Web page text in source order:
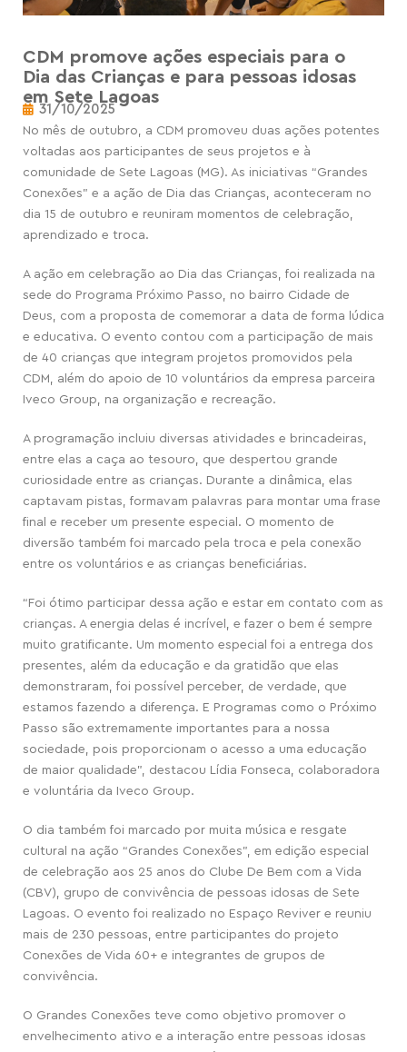
CDM promove ações especiais para o
Dia das Crianças e para pessoas idosas
em Sete Lagoas
31/10/2025
No mês de outubro, a CDM promoveu duas ações potentes
voltadas aos participantes de seus projetos e à
comunidade de Sete Lagoas (MG). As iniciativas “Grandes
Conexões” e a ação de Dia das Crianças, aconteceram no
dia 15 de outubro e reuniram momentos de celebração,
aprendizado e troca.
A ação em celebração ao Dia das Crianças, foi realizada na
sede do Programa Próximo Passo, no bairro Cidade de
Deus, com a proposta de comemorar a data de forma lúdica
e educativa. O evento contou com a participação de mais
de 40 crianças que integram projetos promovidos pela
CDM, além do apoio de 10 voluntários da empresa parceira
Iveco Group, na organização e recreação.
A programação incluiu diversas atividades e brincadeiras,
entre elas a caça ao tesouro, que despertou grande
curiosidade entre as crianças. Durante a dinâmica, elas
captavam pistas, formavam palavras para montar uma frase
final e receber um presente especial. O momento de
diversão também foi marcado pela troca e pela conexão
entre os voluntários e as crianças beneficiárias.
“Foi ótimo participar dessa ação e estar em contato com as
crianças. A energia delas é incrível, e fazer o bem é sempre
muito gratificante. Um momento especial foi a entrega dos
presentes, além da educação e da gratidão que elas
demonstraram, foi possível perceber, de verdade, que
estamos fazendo a diferença. E Programas como o Próximo
Passo são extremamente importantes para a nossa
sociedade, pois proporcionam o acesso a uma educação
de maior qualidade”, destacou Lídia Fonseca, colaboradora
e voluntária da Iveco Group.
O dia também foi marcado por muita música e resgate
cultural na ação “Grandes Conexões”, em edição especial
de celebração aos 25 anos do Clube De Bem com a Vida
(CBV), grupo de convivência de pessoas idosas de Sete
Lagoas. O evento foi realizado no Espaço Reviver e reuniu
mais de 230 pessoas, entre participantes do projeto
Conexões de Vida 60+ e integrantes de grupos de
convivência.
O Grandes Conexões teve como objetivo promover o
envelhecimento ativo e a interação entre pessoas idosas